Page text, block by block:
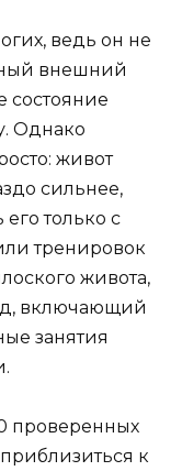
ведь он не
внешний
состояние
Однако
живот
сильнее,
его только с
тренировок
живота,
включающий
занятия
проверенных
к